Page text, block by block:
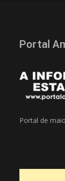
Portal
Portal de